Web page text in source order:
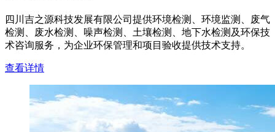
四川吉之源科技发展有限公司提供环境检测、环境监测、废气
检测、废水检测、噪声检测、土壤检测、地下水检测及环保技
术咨询服务，为企业环保管理和项目验收提供技术支持。
查看详情